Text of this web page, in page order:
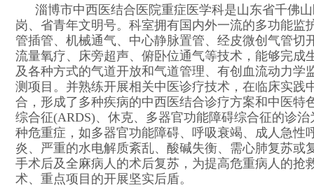
淄博市中西医结合医院重症医学科是山东省千佛
岗、省青年文明号。科室拥有国内外一流的多功能监
管插管、机械通气、中心静脉置管、经皮微创气管切
流量氧疗、床旁超声、俯卧位通气等技术，能够完成
及各种方式的气道开放和气道管理、有创血流动力学
测项目。并熟练开展相关中医诊疗技术，在临床实践
合，形成了多种疾病的中西医结合诊疗方案和中医特
综合征(ARDS)、休克、多器官功能障碍综合征的诊
种危重症，如多器官功能障碍、呼吸衰竭、成人急性
炎、严重的水电解质紊乱、酸碱失衡、需心肺复苏或
手术后及全麻病人的术后复苏，为提高危重病人的抢
术、重点项目的开展坚实后盾。